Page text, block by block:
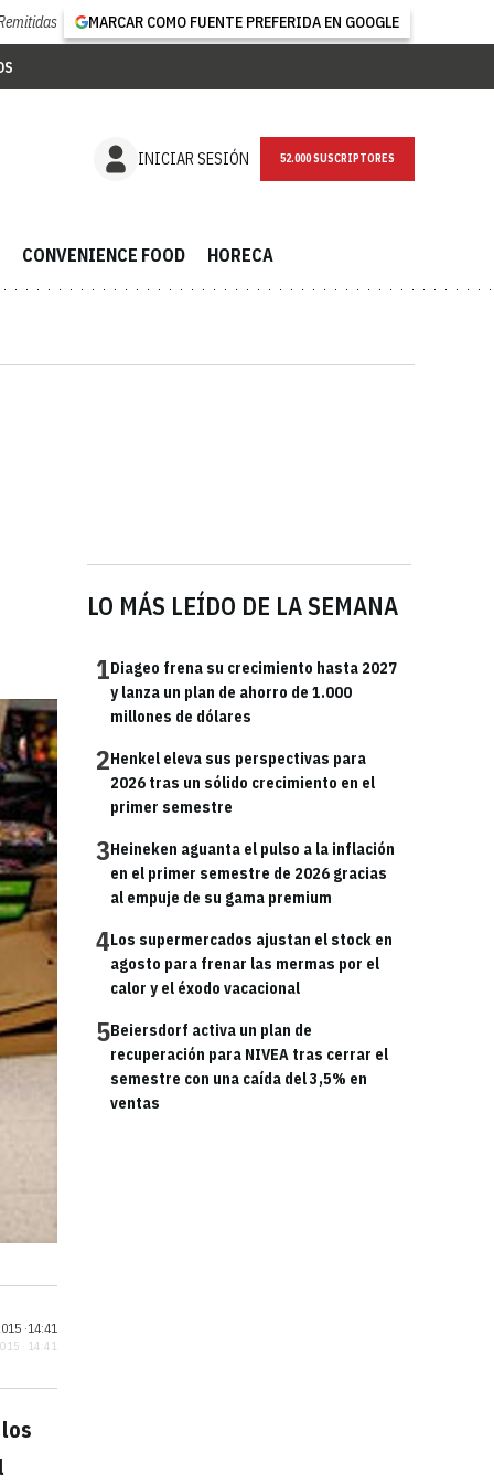
MARCAR COMO FUENTE PREFERIDA EN GOOGLE
INICIAR SESIÓN NEWSLETTER
CONVENIENCE FOOD HORECA
LO MÁS LEÍDO DE LA SEMANA
1Diageo frena su crecimiento hasta 2027
y lanza un plan de ahorro de 1.000
millones de dólares
2Henkel eleva sus perspectivas para
2026 tras un sólido crecimiento en el
primer semestre
3Heineken aguanta el pulso a la inflación
en el primer semestre de 2026 gracias
al empuje de su gama premium
4Los supermercados ajustan el stock en
agosto para frenar las mermas por el
calor y el éxodo vacacional
5Beiersdorf activa un plan de
recuperación para NIVEA tras cerrar el
semestre con una caída del 3,5% en
ventas
·14:41
· 14:41